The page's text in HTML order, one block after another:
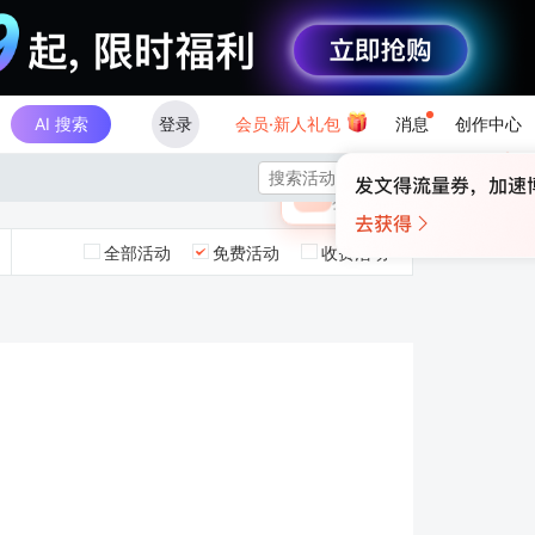
AI 搜索 登录 会员·新人礼包 消息 创作中心
×
🎁 未登录
登录领取最高

全部活动 免费活动 收费活动